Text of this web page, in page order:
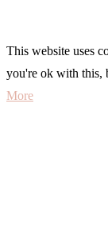
This website uses
you're ok with this,
More